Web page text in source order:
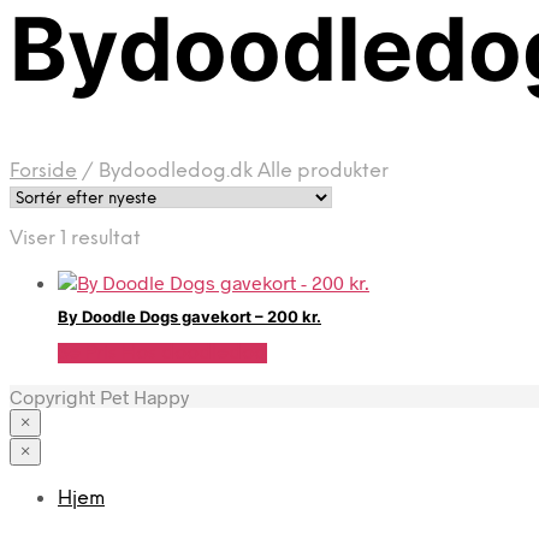
Forside / Bydoodledog.dk Alle produkter
Viser 1 resultat
By Doodle Dogs gavekort – 200 kr.
Copyright Pet Happy
×
×
Hjem